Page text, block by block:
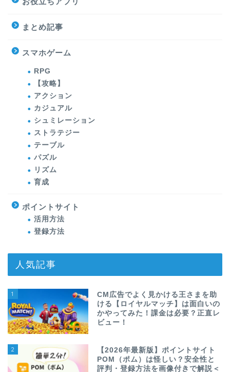
まとめ記事
スマホゲーム
RPG
【攻略】
アクション
カジュアル
シュミレーション
ストラテジー
テーブル
パズル
リズム
育成
ポイントサイト
活用方法
登録方法
人気記事
1
CM広告でよく見かける王さまを助
ける【ロイヤルマッチ】は面白いの
かやってみた！課金は必要？正直レ
ビュー！
2
【2026年最新版】ポイントサイト
POM（ポム）は怪しい？安全性と
評判・登録方法を画像付きで解説＜